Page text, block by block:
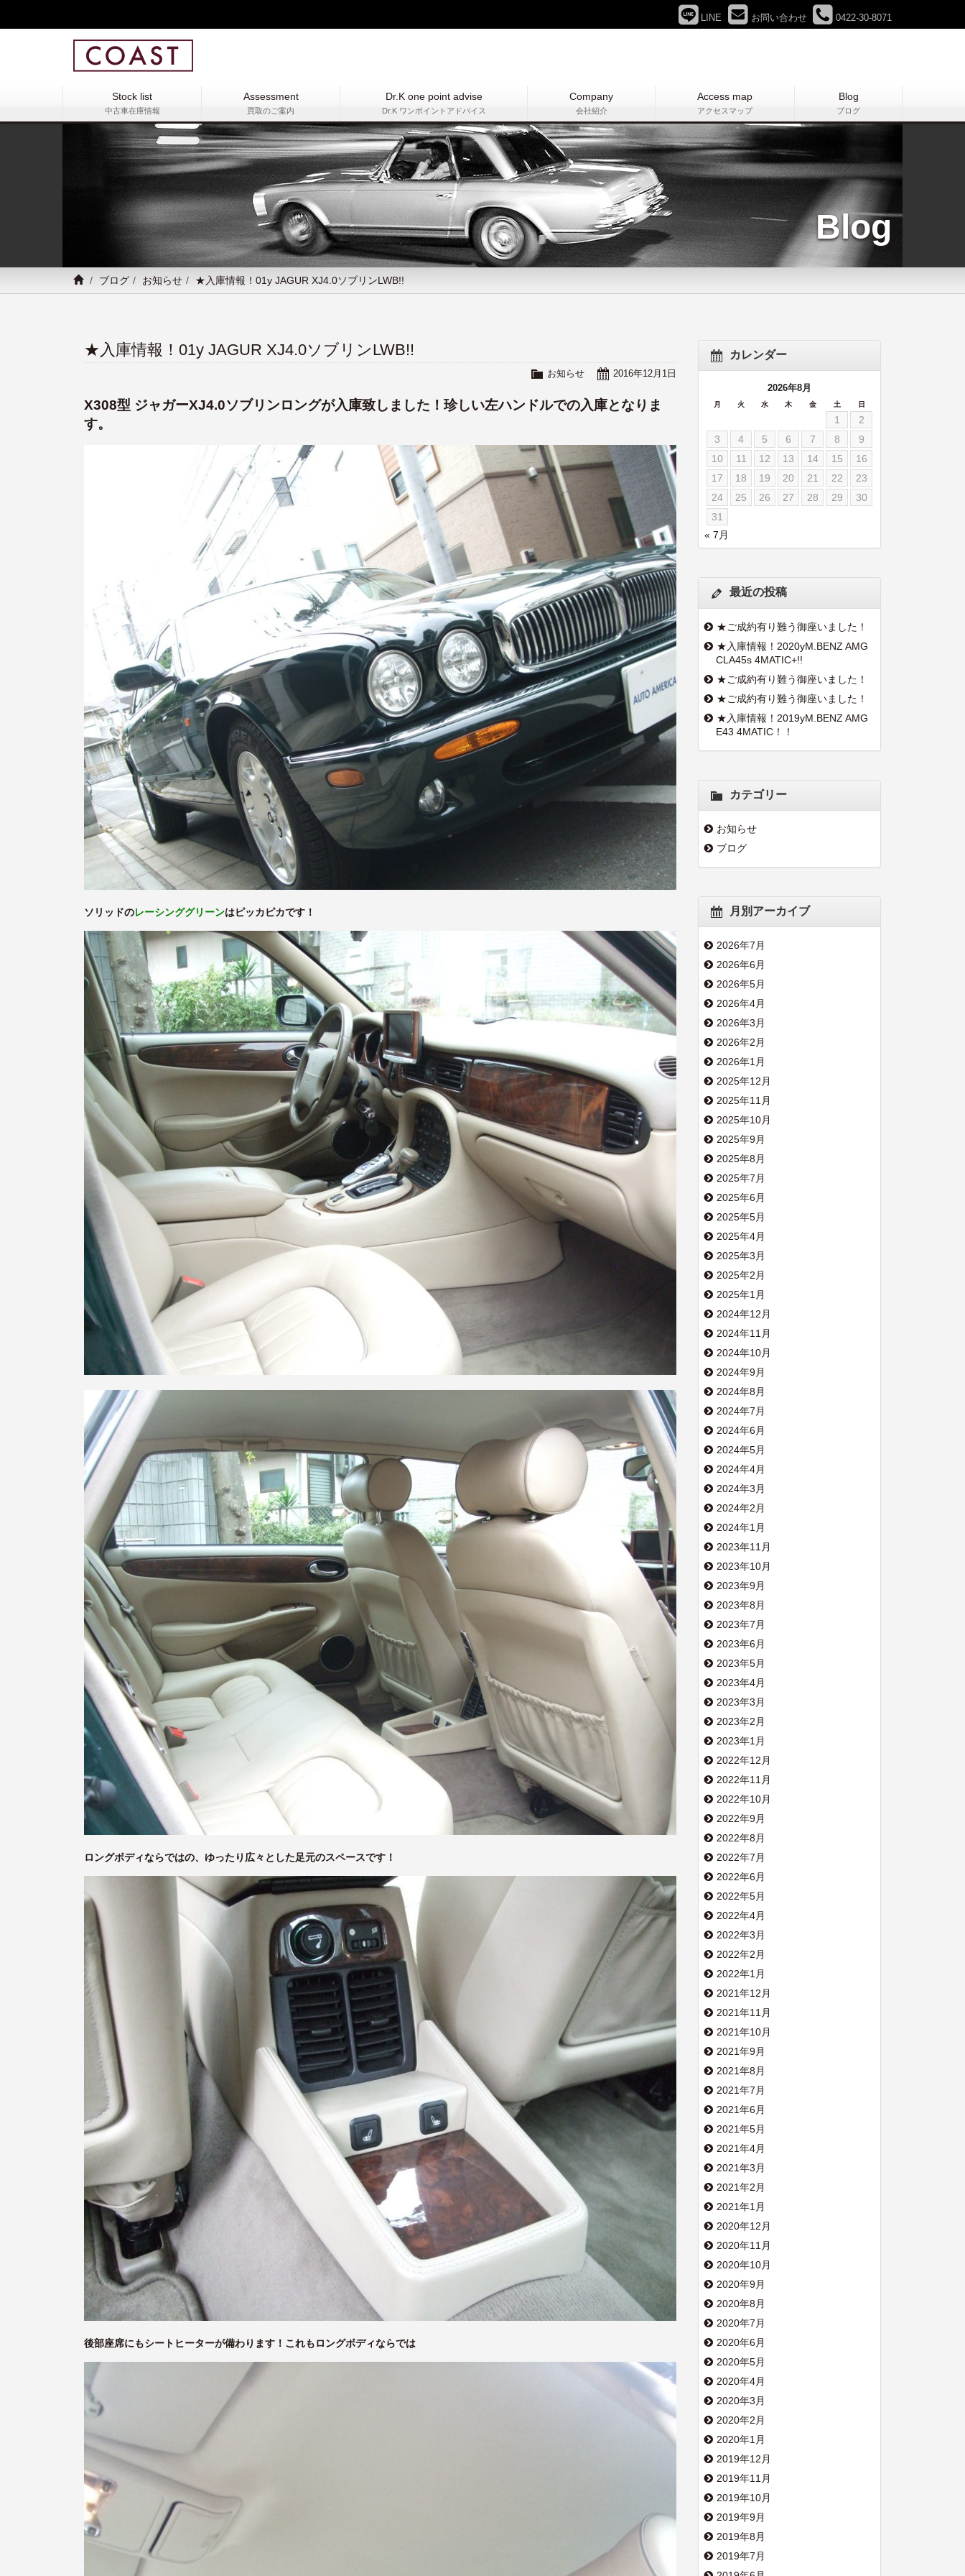
LINE お問い合わせ 0422-30-8071
Stock list
中古車在庫情報
Assessment
買取のご案内
Dr.K one point advise
Dr.K ワンポイントアドバイス
Company
会社紹介
Access map
アクセスマップ
Blog
ブログ
Blog
ブログ お知らせ ★入庫情報！01y JAGUR XJ4.0ソブリンLWB!!
★入庫情報！01y JAGUR XJ4.0ソブリンLWB!!
2016年12月1日
お知らせ
X308型 ジャガーXJ4.0ソブリンロングが入庫致しました！珍しい左ハンドルでの入庫となりま
す。
ソリッドのレーシンググリーンはピッカピカです！
ロングボディならではの、ゆったり広々とした足元のスペースです！
後部座席にもシートヒーターが備わります！これもロングボディならでは
カレンダー
2026年8月
月 火 水 木 金 土 日
1
2
3
4 5 6 7 8
9
10
11 12 13 14 15
16
17
18 19 20 21 22
23
24
25 26 27 28 29
30
31
« 7月
最近の投稿
★ご成約有り難う御座いました！
★入庫情報！2020yM.BENZ AMG
CLA45s 4MATIC+!!
★ご成約有り難う御座いました！
★ご成約有り難う御座いました！
★入庫情報！2019yM.BENZ AMG
E43 4MATIC！！
カテゴリー
お知らせ
ブログ
月別アーカイブ
2026年7月
2026年6月
2026年5月
2026年4月
2026年3月
2026年2月
2026年1月
2025年12月
2025年11月
2025年10月
2025年9月
2025年8月
2025年7月
2025年6月
2025年5月
2025年4月
2025年3月
2025年2月
2025年1月
2024年12月
2024年11月
2024年10月
2024年9月
2024年8月
2024年7月
2024年6月
2024年5月
2024年4月
2024年3月
2024年2月
2024年1月
2023年11月
2023年10月
2023年9月
2023年8月
2023年7月
2023年6月
2023年5月
2023年4月
2023年3月
2023年2月
2023年1月
2022年12月
2022年11月
2022年10月
2022年9月
2022年8月
2022年7月
2022年6月
2022年5月
2022年4月
2022年3月
2022年2月
2022年1月
2021年12月
2021年11月
2021年10月
2021年9月
2021年8月
2021年7月
2021年6月
2021年5月
2021年4月
2021年3月
2021年2月
2021年1月
2020年12月
2020年11月
2020年10月
2020年9月
2020年8月
2020年7月
2020年6月
2020年5月
2020年4月
2020年3月
2020年2月
2020年1月
2019年12月
2019年11月
2019年10月
2019年9月
2019年8月
2019年7月